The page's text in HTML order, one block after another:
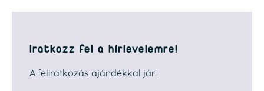
Iratkozz fel a hírlevelemre!
A feliratkozás ajándékkal jár!